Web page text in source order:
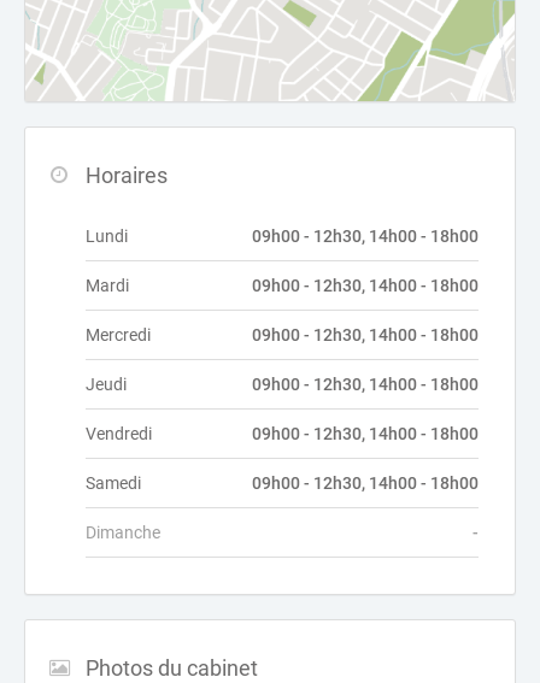
Horaires
Lundi 09h00 - 12h30, 14h00 - 18h00
Mardi 09h00 - 12h30, 14h00 - 18h00
Mercredi 09h00 - 12h30, 14h00 - 18h00
Jeudi 09h00 - 12h30, 14h00 - 18h00
Vendredi 09h00 - 12h30, 14h00 - 18h00
Samedi 09h00 - 12h30, 14h00 - 18h00
Dimanche -
Photos du cabinet